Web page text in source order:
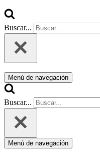
Buscar...
Menú de navegación
Buscar...
Menú de navegación